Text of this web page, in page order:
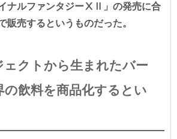
ナルファンタジーⅩⅡ」の発売に合
販売するというものだった。
ェクトから生まれたバー
の飲料を商品化するとい